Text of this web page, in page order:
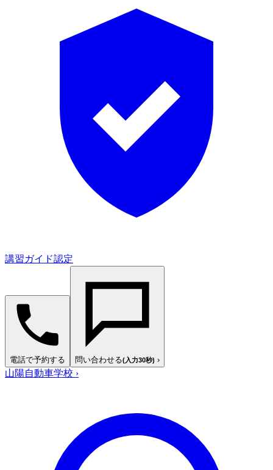
講習ガイド認定
電話で予約する 問い合わせる(入力30秒) ›
山陽自動車学校 ›